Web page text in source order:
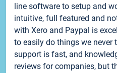
line software to setup and
intuitive, full featured and
with Xero and Paypal is
to easily do things we never
support is fast, and
reviews for companies, but